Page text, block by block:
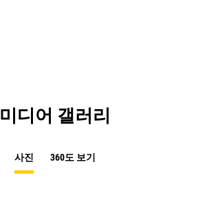
미디어 갤러리
사진 360도 보기